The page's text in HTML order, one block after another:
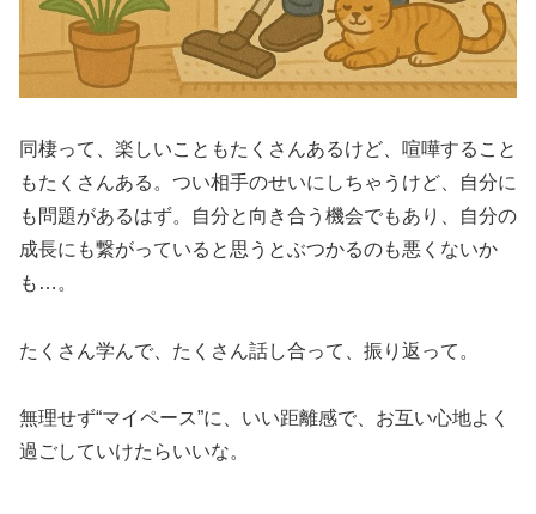
同棲って、楽しいこともたくさんあるけど、喧嘩すること
もたくさんある。つい相手のせいにしちゃうけど、自分に
も問題があるはず。自分と向き合う機会でもあり、自分の
成長にも繋がっていると思うとぶつかるのも悪くないか
も…。
たくさん学んで、たくさん話し合って、振り返って。
無理せず“マイペース”に、いい距離感で、お互い心地よく
過ごしていけたらいいな。